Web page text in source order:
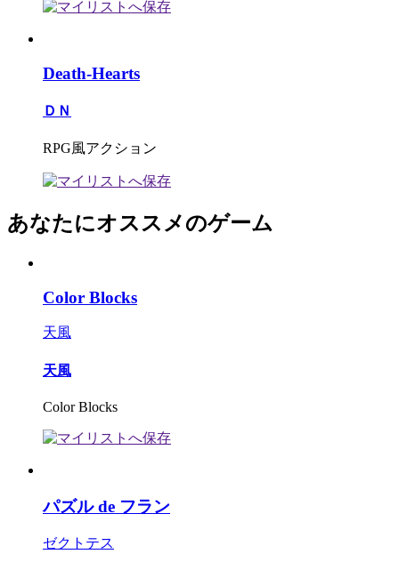
Death-Hearts
ＤＮ
RPG風アクション
あなたにオススメのゲーム
Color Blocks
天風
天風
Color Blocks
パズル de フラン
ゼクトテス